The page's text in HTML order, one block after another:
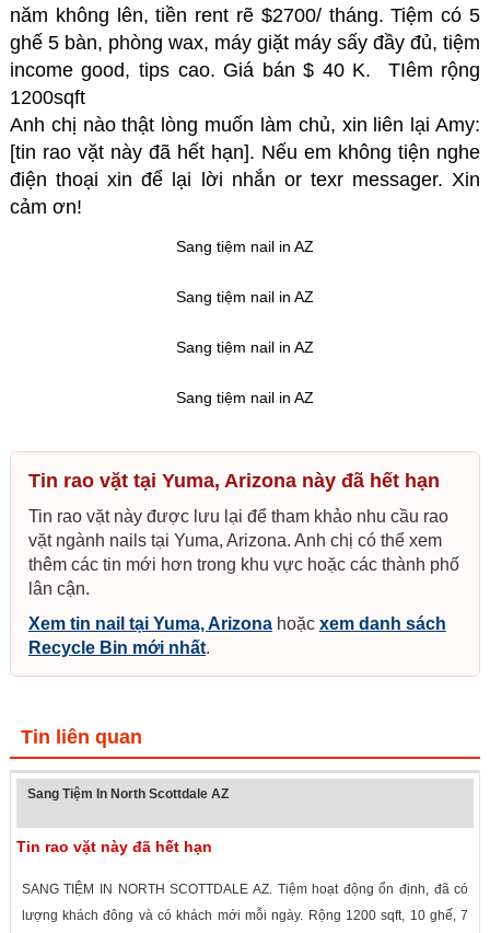
năm không lên, tiền rent rẽ $2700/ tháng. Tiệm có 5
ghế 5 bàn, phòng wax, máy giặt máy sấy đầy đủ, tiệm
income good, tips cao. Giá bán $ 40 K. TIêm rộng
1200sqft
Anh chị nào thật lòng muốn làm chủ, xin liên lại Amy:
[tin rao vặt này đã hết hạn]. Nếu em không tiện nghe
điện thoại xin để lại lời nhắn or texr messager. Xin
cảm ơn!
Sang tiệm nail in AZ
Sang tiệm nail in AZ
Sang tiệm nail in AZ
Sang tiệm nail in AZ
Tin rao vặt tại Yuma, Arizona này đã hết hạn
Tin rao vặt này được lưu lại để tham khảo nhu cầu rao
vặt ngành nails tại Yuma, Arizona. Anh chị có thể xem
thêm các tin mới hơn trong khu vực hoặc các thành phố
lân cận.
Xem tin nail tại Yuma, Arizonahoặc xem danh sách
Recycle Bin mới nhất.
Tin liên quan
Sang Tiệm In North Scottdale AZ
Tin rao vặt này đã hết hạn
SANG TIỆM IN NORTH SCOTTDALE AZ. Tiệm hoạt động ổn định, đã có
lượng khách đông và có khách mới mỗi ngày. Rộng 1200 sqft, 10 ghế, 7